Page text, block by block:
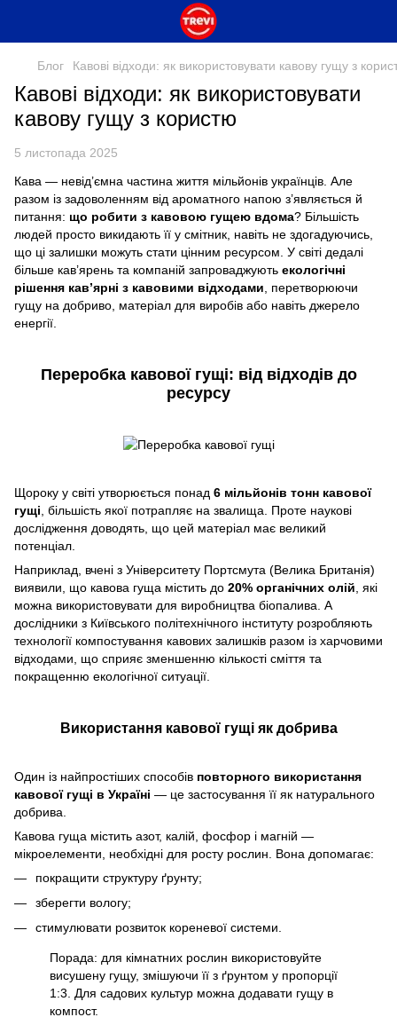
Блог Кавові відходи: як використовувати кавову гущу з
Кавові відходи: як використовувати
кавову гущу з користю
5 листопада 2025
Кава — невід’ємна частина життя мільйонів українців. Але
разом із задоволенням від ароматного напою з’являється й
питання: що робити з кавовою гущею вдома? Більшість
людей просто викидають її у смітник, навіть не здогадуючись,
що ці залишки можуть стати цінним ресурсом. У світі дедалі
більше кав’ярень та компаній запроваджують екологічні
рішення кав’ярні з кавовими відходами , перетворюючи
гущу на добриво, матеріал для виробів або навіть джерело
енергії.
Переробка кавової гущі: від відходів до
ресурсу
Щороку у світі утворюється понад 6 мільйонів тонн кавової
гущі , більшість якої потрапляє на звалища. Проте наукові
дослідження доводять, що цей матеріал має великий
потенціал.
Наприклад, вчені з Університету Портсмута (Велика Британія)
виявили, що кавова гуща містить до 20% органічних олій , які
можна використовувати для виробництва біопалива. А
дослідники з Київського політехнічного інституту розробляють
технології компостування кавових залишків разом із харчовими
відходами, що сприяє зменшенню кількості сміття та
покращенню екологічної ситуації.
Використання кавової гущі як добрива
Один із найпростіших способів повторного використання
кавової гущі в Україні — це застосування її як натурального
добрива.
Кавова гуща містить азот, калій, фосфор і магній —
мікроелементи, необхідні для росту рослин. Вона допомагає:
покращити структуру ґрунту;
зберегти вологу;
стимулювати розвиток кореневої системи.
Порада: для кімнатних рослин використовуйте
висушену гущу, змішуючи її з ґрунтом у пропорції
1:3. Для садових культур можна додавати гущу в
компост.